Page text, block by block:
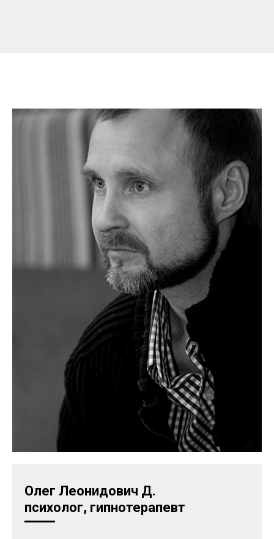
Олег Леонидович Д.
психолог, гипнотерапевт